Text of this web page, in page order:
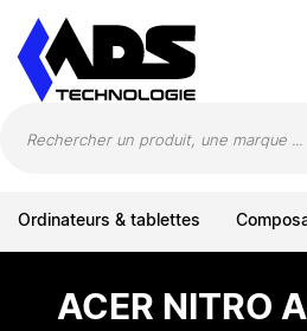
Ordinateurs & tablettes
ACER NITRO